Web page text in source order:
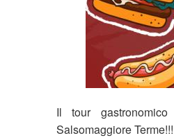
Il tour
Salsomaggiore Terme!!!